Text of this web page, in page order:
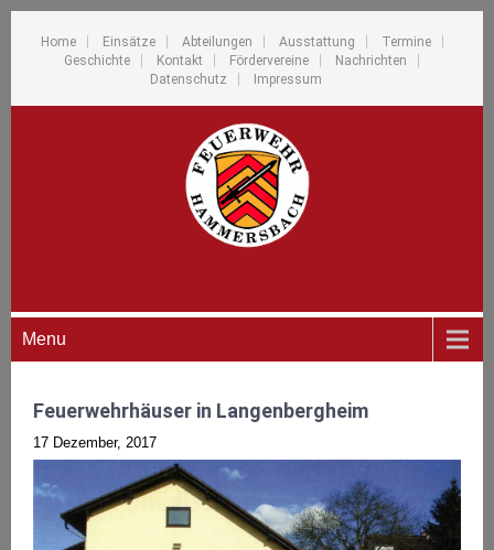
Home Einsätze Abteilungen Ausstattung
Termine
Geschichte
Kontakt Fördervereine
Nachrichten
Datenschutz
Impressum
Menu
Feuerwehrhäuser in Langenbergheim
17 Dezember, 2017